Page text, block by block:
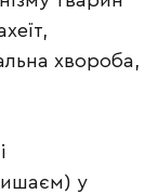
хвороба,
у